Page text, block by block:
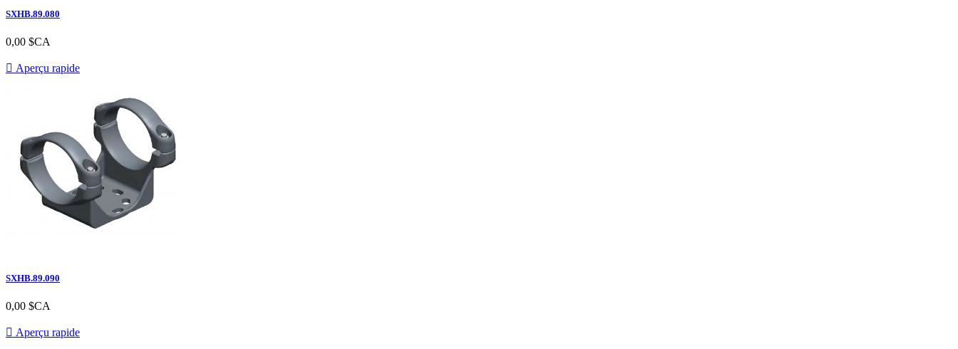
SXHB.89.080
Prix
0,00 $CA
 Aperçu rapide
SXHB.89.090
Prix
0,00 $CA
 Aperçu rapide